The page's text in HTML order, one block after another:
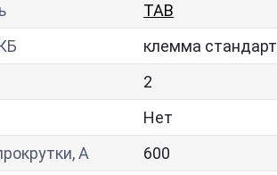
TAB
клемма
2
Нет
A
600